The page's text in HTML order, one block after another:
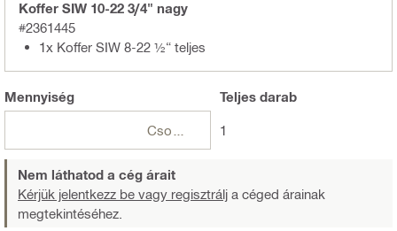
Koffer SIW 10-22 3/4" nagy
#2361445
1x Koffer SIW 8-22 ½“ teljes
Mennyiség Teljesdarab
1
Nem láthatod a cég árait
Kérjük jelentkezz be vagy regisztrálj a céged árainak
megtekintéséhez.